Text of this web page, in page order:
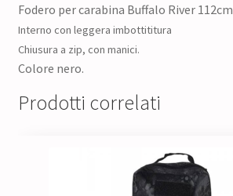
Fodero per carabina Buffalo River 112cm
Interno con leggera imbottititura
Chiusura a zip, con manici.
Colore nero.
Prodotti correlati